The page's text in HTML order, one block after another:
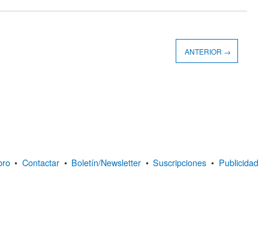
ANTERIOR →
• Contactar • Boletín/Newsletter • Suscripciones • Publicidad